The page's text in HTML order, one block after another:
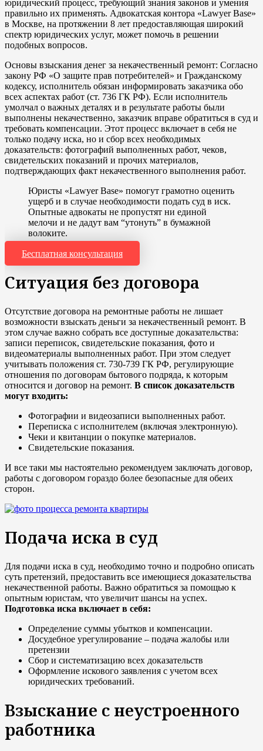
юридический процесс, требующий знания законов и умения
правильно их применять. Адвокатская контора «Lawyer Base»
в Москве, на протяжении 8 лет предоставляющая широкий
спектр юридических услуг, может помочь в решении
подобных вопросов.
Основы взыскания денег за некачественный ремонт: Согласно
закону РФ «О защите прав потребителей» и Гражданскому
кодексу, исполнитель обязан информировать заказчика обо
всех аспектах работ (ст. 736 ГК РФ). Если исполнитель
умолчал о важных деталях и в результате работы были
выполнены некачественно, заказчик вправе обратиться в суд и
требовать компенсации. Этот процесс включает в себя не
только подачу иска, но и сбор всех необходимых
доказательств: фотографий выполненных работ, чеков,
свидетельских показаний и прочих материалов,
подтверждающих факт некачественного выполнения работ.
Юристы «Lawyer Base» помогут грамотно оценить
ущерб и в случае необходимости подать суд в иск.
Опытные адвокаты не пропустят ни единой
мелочи и не дадут вам “утонуть” в бумажной
волоките.
Бесплатная консультация
Ситуация без договора
Отсутствие договора на ремонтные работы не лишает
возможности взыскать деньги за некачественный ремонт. В
этом случае важно собрать все доступные доказательства:
записи переписок, свидетельские показания, фото и
видеоматериалы выполненных работ. При этом следует
учитывать положения ст. 730-739 ГК РФ, регулирующие
отношения по договорам бытового подряда, к которым
относится и договор на ремонт. В список доказательств
могут входить:
Фотографии и видеозаписи выполненных работ.
Переписка с исполнителем (включая электронную).
Чеки и квитанции о покупке материалов.
Свидетельские показания.
И все таки мы настоятельно рекомендуем заключать договор,
работы с договором гораздо более безопасные для обеих
сторон.
Подача иска в суд
Для подачи иска в суд, необходимо точно и подробно описать
суть претензий, предоставить все имеющиеся доказательства
некачественной работы. Важно обратиться за помощью к
опытным юристам, что увеличит шансы на успех.
Подготовка иска включает в себя:
Определение суммы убытков и компенсации.
Досудебное урегулирование – подача жалобы или
претензии
Сбор и систематизацию всех доказательств
Оформление искового заявления с учетом всех
юридических требований.
Взыскание с неустроенного
работника